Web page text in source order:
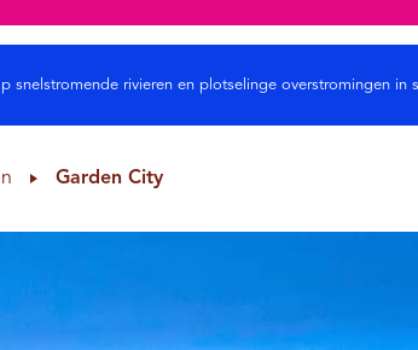
snelstromende rivieren en plotselinge overstromingen in
Garden City